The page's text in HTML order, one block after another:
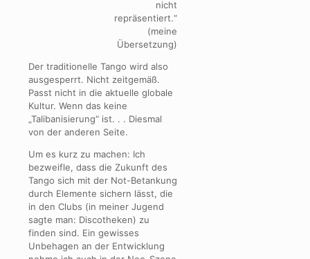
nicht
repräsentiert.“
(meine
Übersetzung)
Der traditionelle Tango wird also
ausgesperrt. Nicht zeitgemäß.
Passt nicht in die aktuelle globale
Kultur. Wenn das keine
„Talibanisierung“ ist. . . Diesmal
von der anderen Seite.
Um es kurz zu machen: Ich
bezweifle, dass die Zukunft des
Tango sich mit der Not-Betankung
durch Elemente sichern lässt, die
in den Clubs (in meiner Jugend
sagte man: Discotheken) zu
finden sind. Ein gewisses
Unbehagen an der Entwicklung